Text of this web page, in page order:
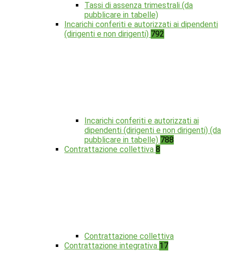
Tassi di assenza trimestrali (da
pubblicare in tabelle)
Incarichi conferiti e autorizzati ai dipendenti
(dirigenti e non dirigenti) 792
Incarichi conferiti e autorizzati ai
dipendenti (dirigenti e non dirigenti) (da
pubblicare in tabelle) 788
Contrattazione collettiva 8
Contrattazione collettiva
Contrattazione integrativa 17